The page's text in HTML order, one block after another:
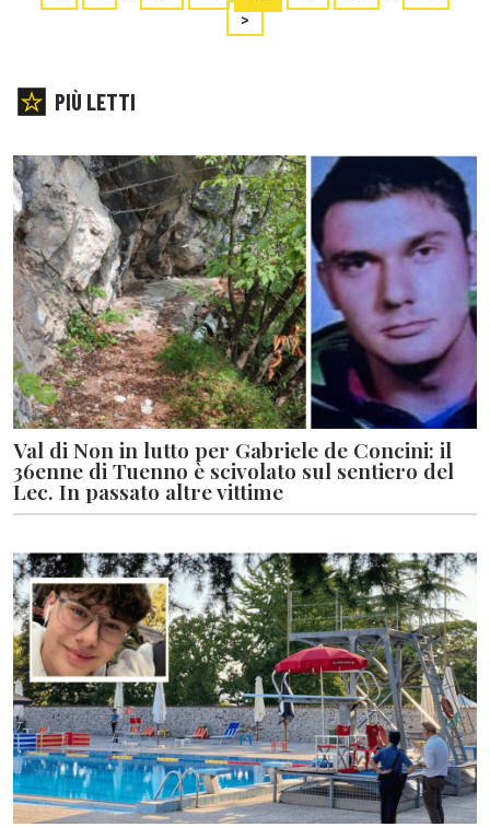
>
PIÙ LETTI
Val di Non in lutto per Gabriele de Concini: il
36enne di Tuenno è scivolato sul sentiero del
Lec. In passato altre vittime